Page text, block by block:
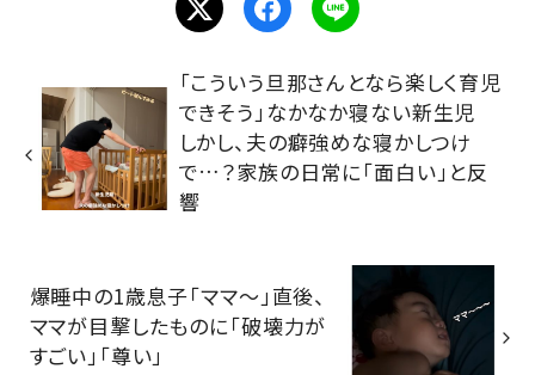
「こういう旦那さんとなら楽しく育児
できそう」なかなか寝ない新生児
しかし、夫の癖強めな寝かしつけ
で…？家族の日常に「面白い」と反
響
爆睡中の1歳息子「ママ～」直後、
ママが目撃したものに「破壊力が
すごい」「尊い」